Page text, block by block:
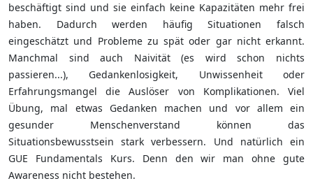
beschäftigt sind und sie einfach keine Kapazitäten mehr frei
haben. Dadurch werden häufig Situationen falsch
eingeschätzt und Probleme zu spät oder gar nicht erkannt.
Manchmal sind auch Naivität (es wird schon nichts
passieren...), Gedankenlosigkeit, Unwissenheit oder
Erfahrungsmangel die Auslöser von Komplikationen. Viel
Übung, mal etwas Gedanken machen und vor allem ein
gesunder Menschenverstand können das
Situationsbewusstsein stark verbessern. Und natürlich ein
GUE Fundamentals Kurs. Denn den wir man ohne gute
Awareness nicht bestehen.